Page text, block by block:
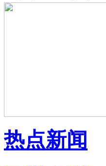
热点新闻